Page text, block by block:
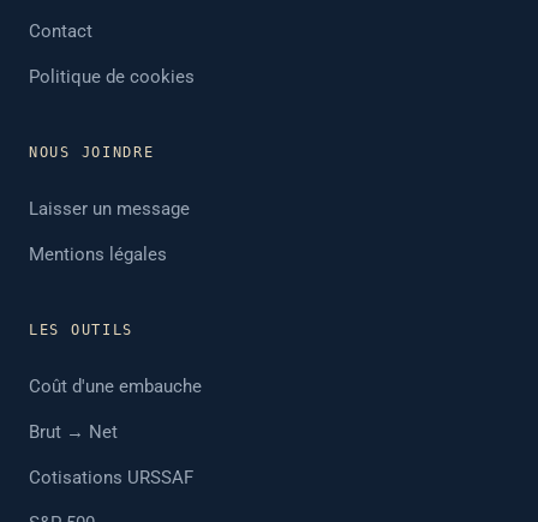
Contact
Politique de cookies
NOUS JOINDRE
Laisser un message
Mentions légales
LES OUTILS
Coût d'une embauche
Brut → Net
Cotisations URSSAF